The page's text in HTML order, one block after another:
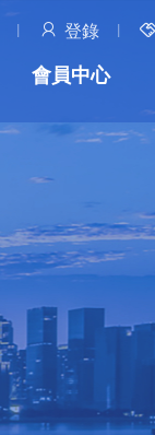
會員中心
登錄